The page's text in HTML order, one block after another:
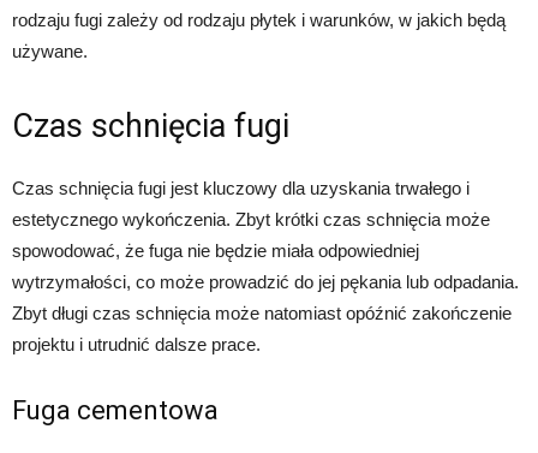
rodzaju fugi zależy od rodzaju płytek i warunków, w jakich będą
używane.
Czas schnięcia fugi
Czas schnięcia fugi jest kluczowy dla uzyskania trwałego i
estetycznego wykończenia. Zbyt krótki czas schnięcia może
spowodować, że fuga nie będzie miała odpowiedniej
wytrzymałości, co może prowadzić do jej pękania lub odpadania.
Zbyt długi czas schnięcia może natomiast opóźnić zakończenie
projektu i utrudnić dalsze prace.
Fuga cementowa